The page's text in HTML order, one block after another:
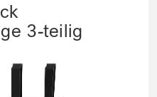
3-teilig